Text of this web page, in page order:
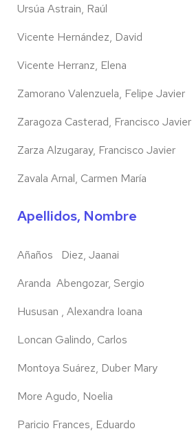
Ursúa Astrain, Raúl
Vicente Hernández, David
Vicente Herranz, Elena
Zamorano Valenzuela, Felipe Javier
Zaragoza Casterad, Francisco Javier
Zarza Alzugaray, Francisco Javier
Zavala Arnal, Carmen María
Apellidos, Nombre
Añaños Diez, Jaanai
Aranda Abengozar, Sergio
Hususan , Alexandra Ioana
Loncan Galindo, Carlos
Montoya Suárez, Duber Mary
More Agudo, Noelia
Paricio Frances, Eduardo